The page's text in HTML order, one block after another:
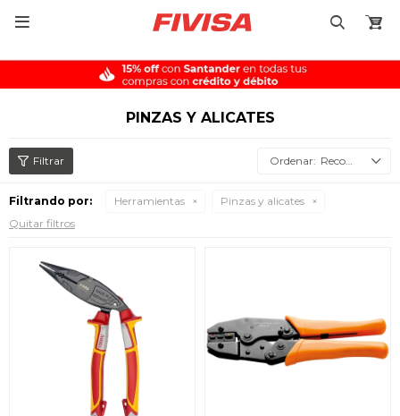

PINZAS Y ALICATES
Recomendados
Filtrando por: Herramientas
Pinzas y alicates
Quitar filtros